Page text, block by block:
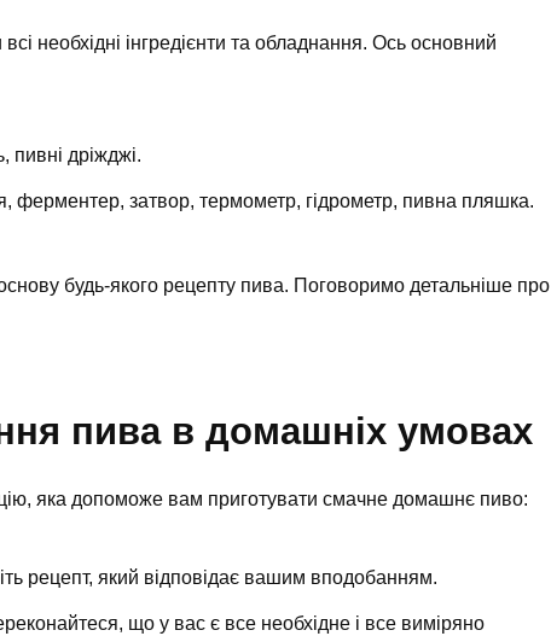
необхідні інгредієнти та обладнання. Ось основний
пивні дріжджі.
ферментер, затвор, термометр, гідрометр, пивна пляшка.
будь-якого рецепту пива. Поговоримо детальніше про
пива в домашніх умовах
яка допоможе вам приготувати смачне домашнє пиво:
рецепт, який відповідає вашим вподобанням.
що у вас є все необхідне і все виміряно